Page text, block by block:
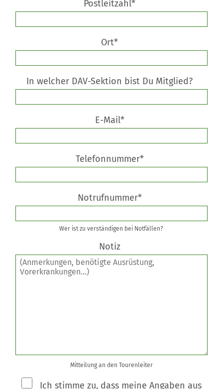
Postleitzahl*
Ort*
In welcher DAV-Sektion bist Du Mitglied?
E-Mail*
Telefonnummer*
Notrufnummer*
Wer ist zu verständigen bei Notfällen?
Notiz
Mitteilung an den Tourenleiter
Ich stimme zu, dass meine Angaben aus